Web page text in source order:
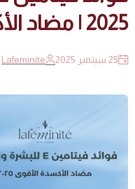
2025 | مضاد الأكسدة الأقوى
25 سبتمبر 2025 Lafeminite